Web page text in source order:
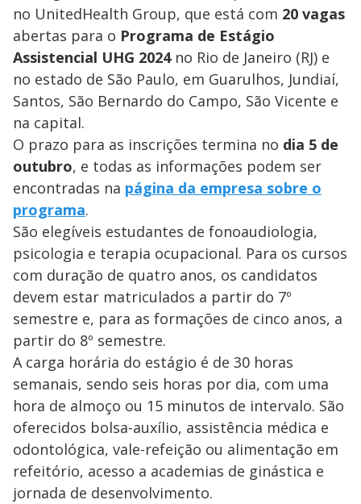
no UnitedHealth Group, que está com 20 vagas
abertas para o Programa de Estágio
Assistencial UHG 2024no Rio de Janeiro (RJ) e
no estado de São Paulo, em Guarulhos, Jundiaí,
Santos, São Bernardo do Campo, São Vicente e
na capital.
O prazo para as inscrições termina no dia 5 de
outubro, e todas as informações podem ser
encontradas na página da empresa sobre o
programa.
São elegíveis estudantes de fonoaudiologia,
psicologia e terapia ocupacional. Para os cursos
com duração de quatro anos, os candidatos
devem estar matriculados a partir do 7º
semestre e, para as formações de cinco anos, a
partir do 8º semestre.
A carga horária do estágio é de 30 horas
semanais, sendo seis horas por dia, com uma
hora de almoço ou 15 minutos de intervalo. São
oferecidos bolsa-auxílio, assistência médica e
odontológica, vale-refeição ou alimentação em
refeitório, acesso a academias de ginástica e
jornada de desenvolvimento.